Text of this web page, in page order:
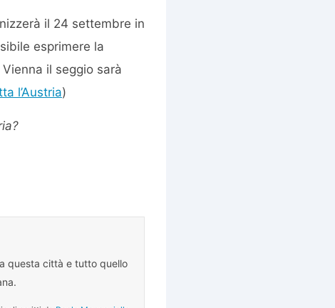
il 24 settembre in
esprimere la
il seggio sarà
l’Austria)
questa città e tutto quello